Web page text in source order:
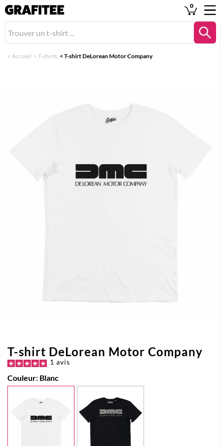
0
< Accueil < T-shirts < T-shirt DeLorean Motor Company
T-shirt DeLorean Motor Company
1 avis
Couleur: Blanc